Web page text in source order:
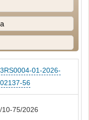
01-2026-
56
10-75/2026